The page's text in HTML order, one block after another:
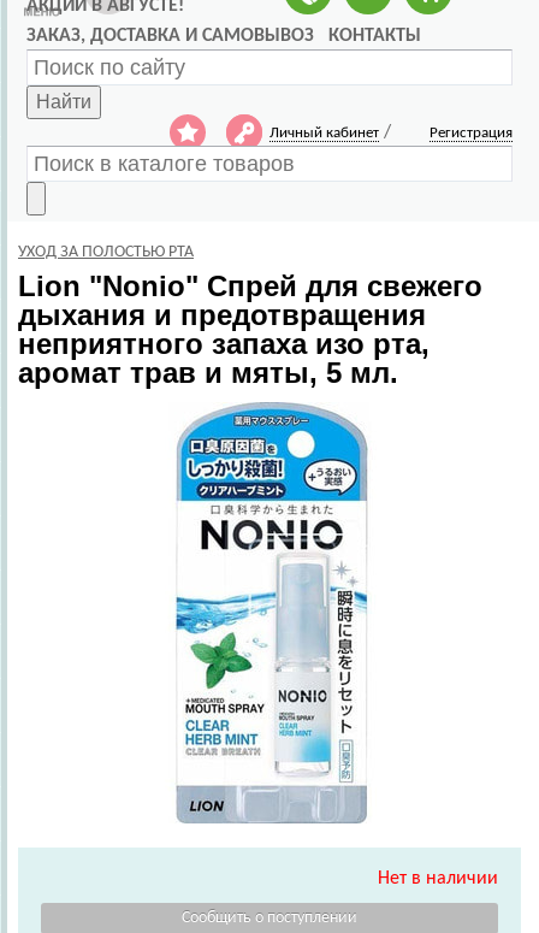
АКЦИИ В АВГУСТЕ!
ЗАКАЗ, ДОСТАВКА И САМОВЫВОЗ
КОНТАКТЫ
Найти
Личный кабинет / Регистрация
УХОД ЗА ПОЛОСТЬЮ РТА
Lion "Nonio" Спрей для свежего
дыхания и предотвращения
неприятного запаха изо рта,
аромат трав и мяты, 5 мл.
Нет в наличии